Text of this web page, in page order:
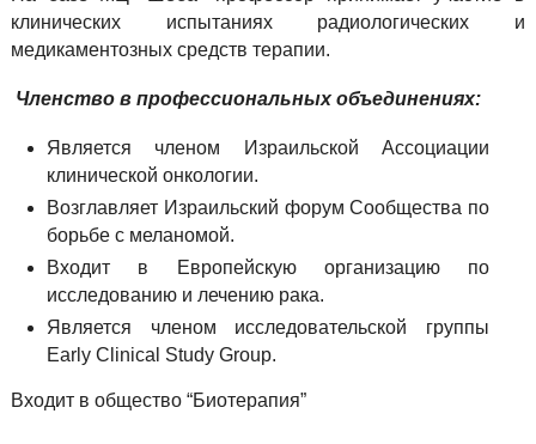
клинических испытаниях радиологических и
медикаментозных средств терапии.
Членство в профессиональных объединениях:
Является членом Израильской Ассоциации
клинической онкологии.
Возглавляет Израильский форум Сообщества по
борьбе с меланомой.
Входит в Европейскую организацию по
исследованию и лечению рака.
Является членом исследовательской группы
Early Clinical Study Group.
Входит в общество “Биотерапия”